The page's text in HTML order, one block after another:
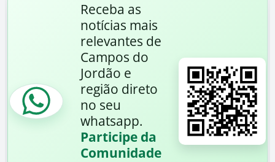
Receba as
notícias mais
relevantes de
Campos do
Jordão e
região direto
no seu
whatsapp.
Participe da
Comunidade